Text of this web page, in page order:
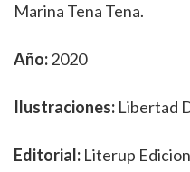
Marina Tena Tena.
Año:2020
Ilustraciones: Libertad
Editorial: Literup